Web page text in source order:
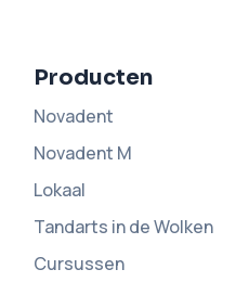
Producten
Novadent
Novadent M
Lokaal
Tandarts in de Wolken
Cursussen